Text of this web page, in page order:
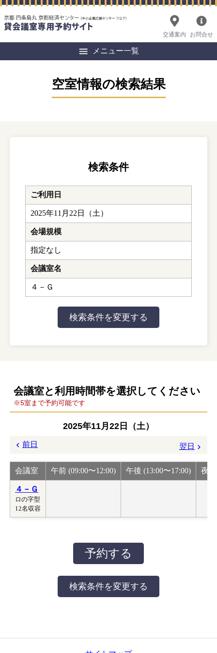
交通案内 お問合せ
メニュー一覧
空室情報の検索結果
検索条件
ご利用日
2025年11月22日（土）
会場規模
指定なし
会議室名
４－Ｇ
会議室と利用時間帯を選択してください
※5室まで予約可能です
2025年11月22日（土）
前日 翌日
会議室 午前 (09:00〜12:00) 午後 (13:00〜17:00) 夜
４－Ｇ
ロの字型
12名収容